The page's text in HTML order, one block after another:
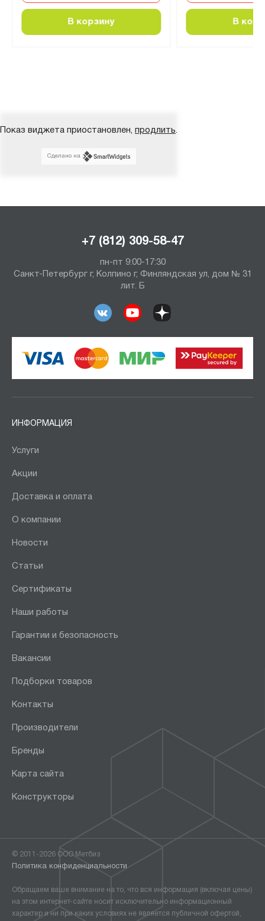
В корзину В
Показ виджета приостановлен, продлить.
Сделано на
+7 (812) 309-58-47
пн-пт 9:00-17:30
Санкт-Петербург г, Колпино г, Финляндская ул, дом № 31
лит. Б
ИНФОРМАЦИЯ
Услуги
Акции
Доставка и оплата
О компании
Новости
Статьи
Сертификаты
Наши работы
Гарантии и безопасность
Вакансии
Подборки товаров
Контакты
Производители
Бренды
Карта сайта
Конструкторы
© 2011-2026 ООО Метбиз
Политика конфиденциальности
Обращаем ваше внимание на то, что вся информация (включая цены)
на этом интернет-сайте носит исключительно информационный
характер и ни при каких условиях не является публичной офертой,